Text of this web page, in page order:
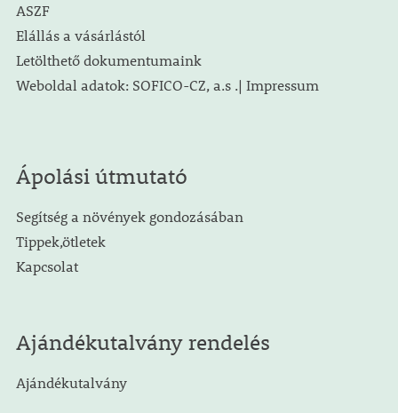
ASZF
Elállás a vásárlástól
Letölthető dokumentumaink
Weboldal adatok: SOFICO-CZ, a.s .| Impressum
Ápolási útmutató
Segítség a növények gondozásában
Tippek,ötletek
Kapcsolat
Ajándékutalvány rendelés
Ajándékutalvány